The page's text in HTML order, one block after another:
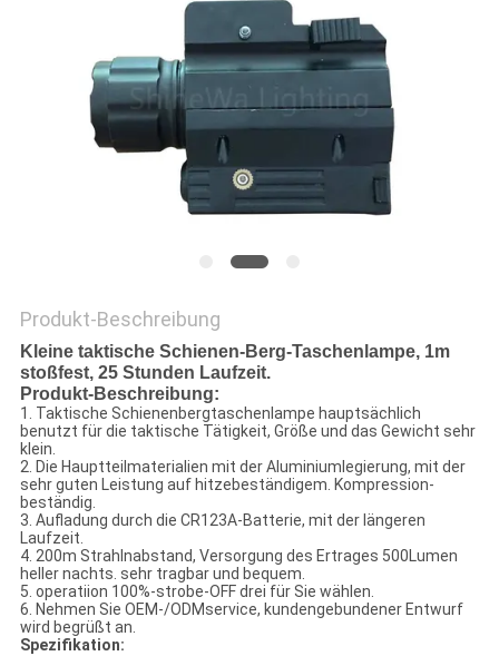
Produkt-Beschreibung
Kleine taktische Schienen-Berg-Taschenlampe, 1m
stoßfest, 25 Stunden Laufzeit.
Produkt-Beschreibung:
1. Taktische Schienenbergtaschenlampe hauptsächlich
benutzt für die taktische Tätigkeit, Größe und das Gewicht sehr
klein.
2. Die Hauptteilmaterialien mit der Aluminiumlegierung, mit der
sehr guten Leistung auf hitzebeständigem. Kompression-
beständig.
3. Aufladung durch die CR123A-Batterie, mit der längeren
Laufzeit.
4. 200m Strahlnabstand, Versorgung des Ertrages 500Lumen
heller nachts. sehr tragbar und bequem.
5. operatiion 100%-strobe-OFF drei für Sie wählen.
6. Nehmen Sie OEM-/ODMservice, kundengebundener Entwurf
wird begrüßt an.
Spezifikation: